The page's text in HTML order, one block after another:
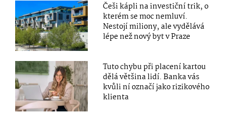
Češi kápli na investiční trik, o
kterém se moc nemluví.
Nestojí miliony, ale vydělává
lépe než nový byt v Praze
Tuto chybu při placení kartou
dělá většina lidí. Banka vás
kvůli ní označí jako rizikového
klienta